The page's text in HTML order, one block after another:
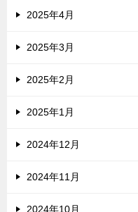
2025年4月
2025年3月
2025年2月
2025年1月
2024年12月
2024年11月
2024年10月